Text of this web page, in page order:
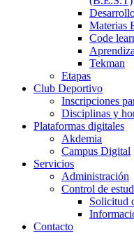
Materias
Code
Tekman
Etapas
Club Deportivo
Inscripciones
Disciplinas y
Plataformas digitales
Akdemia
Campus Digital
Servicios
Administración
Control de
Solicitud
Contacto